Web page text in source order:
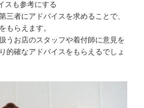
スも参考にする
三者にアドバイスを求めることで、
もらえます。
うお店のスタッフや着付師に意見を
的確なアドバイスをもらえるでしょ